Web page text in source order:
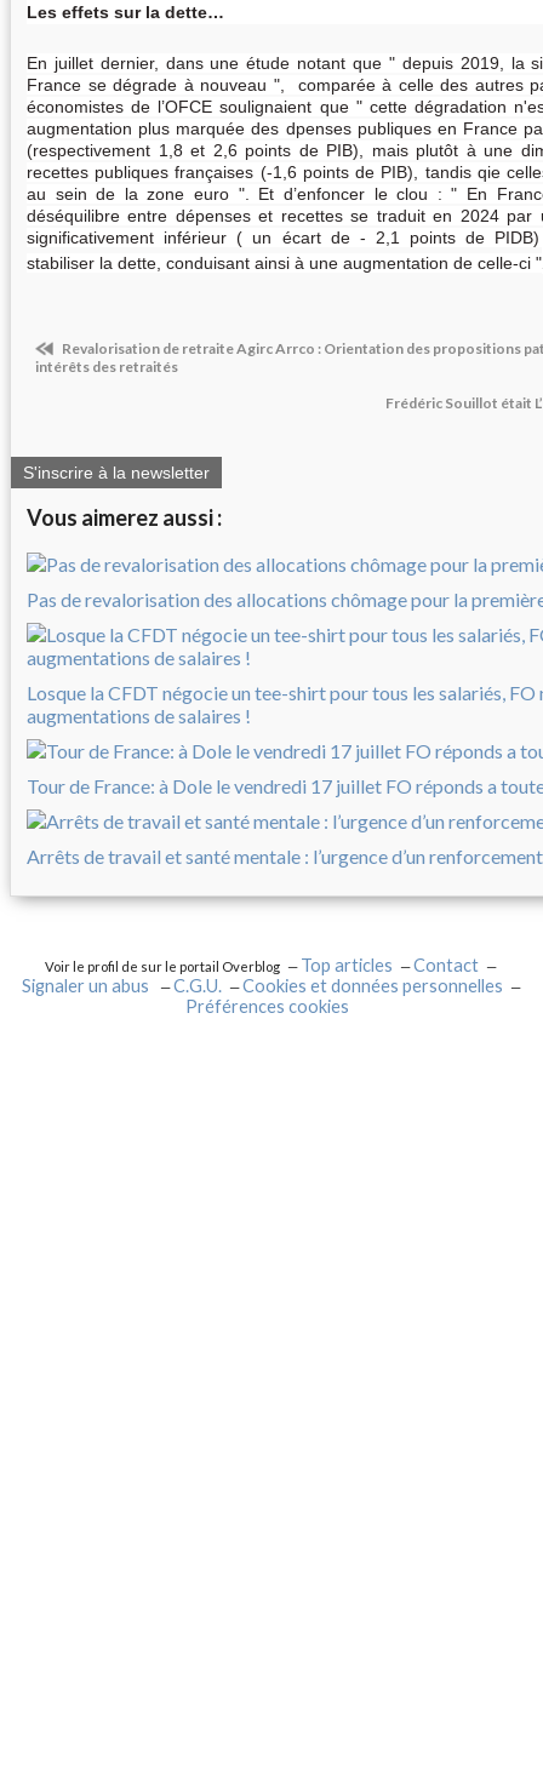
Les effets sur la dette…
En juillet dernier, dans une étude notant que " depuis 2019, la
France se dégrade à nouveau ",
comparée à celle des autres
économistes de l’OFCE soulignaient que " cette dégradation
augmentation plus marquée des dpenses publiques en France
(respectivement 1,8 et 2,6 points de PIB), mais plutôt à une
recettes publiques françaises (-1,6 points de PIB), tandis qie
au sein de la zone euro ". Et d’enfoncer le clou : " En
déséquilibre entre dépenses et recettes se traduit en 2024 par
significativement inférieur ( un écart de - 2,1 points de
stabiliser la dette, conduisant ainsi à une augmentation de celle-ci "
Revalorisation de retraite Agirc Arrco : Orientation des propositions
intérêts des retraités
Frédéric Souillot était
S'inscrire à la newsletter
Vous aimerez aussi :
Pas de revalorisation des allocations chômage pour la
Losque la CFDT négocie un tee-shirt pour tous les salariés, FO
augmentations de salaires !
Tour de France: à Dole le vendredi 17 juillet FO réponds a
Arrêts de travail et santé mentale : l’urgence d’un
Voir le profil de sur le portail Overblog Top articles
Contact
Signaler un abus
C.G.U.
Cookies et données personnelles
Préférences cookies